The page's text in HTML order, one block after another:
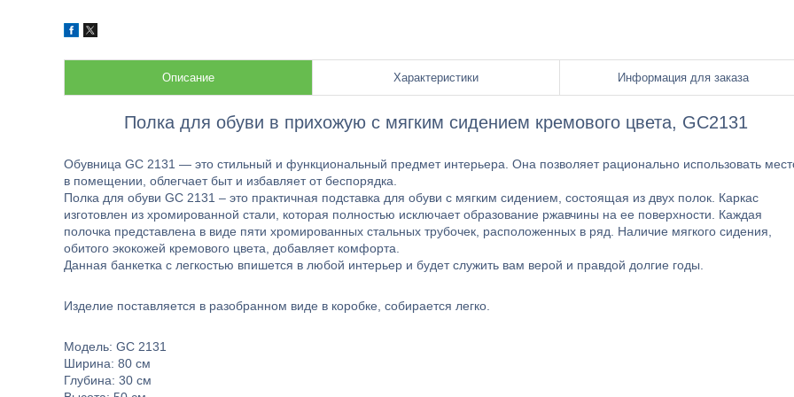
Описание Характеристики Информация для заказа
Полка для обуви в прихожую с мягким сидением кремового цвета, GC2131
Обувница GC 2131 — это стильный и функциональный предмет интерьера. Она позволяет рационально использовать
в помещении, облегчает быт и избавляет от беспорядка.
Полка для обуви GC 2131 – это практичная подставка для обуви с мягким сидением, состоящая из двух полок. Каркас
изготовлен из хромированной стали, которая полностью исключает образование ржавчины на ее поверхности. Каждая
полочка представлена в виде пяти хромированных стальных трубочек, расположенных в ряд. Наличие мягкого сидения,
обитого экокожей кремового цвета, добавляет комфорта.
Данная банкетка с легкостью впишется в любой интерьер и будет служить вам верой и правдой долгие годы.
Изделие поставляется в разобранном виде в коробке, собирается легко.
Модель: GC 2131
Ширина: 80 см
Глубина: 30 см